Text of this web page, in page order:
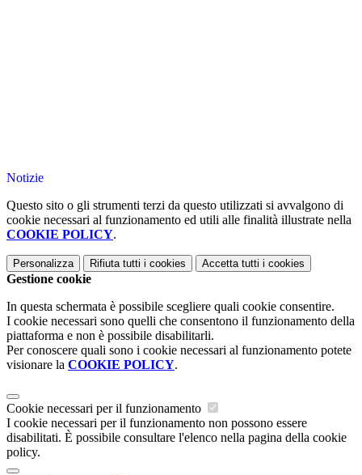
Notizie
Questo sito o gli strumenti terzi da questo utilizzati si avvalgono di
cookie necessari al funzionamento ed utili alle finalità illustrate nella
COOKIE POLICY.
Personalizza Rifiuta tutti i cookies Accetta tutti i cookies
Gestione cookie
In questa schermata è possibile scegliere quali cookie consentire.
I cookie necessari sono quelli che consentono il funzionamento della
piattaforma e non è possibile disabilitarli.
Per conoscere quali sono i cookie necessari al funzionamento potete
visionare la COOKIE POLICY.
Cookie necessari per il funzionamento
I cookie necessari per il funzionamento non possono essere
disabilitati. È possibile consultare l'elenco nella pagina della cookie
policy.